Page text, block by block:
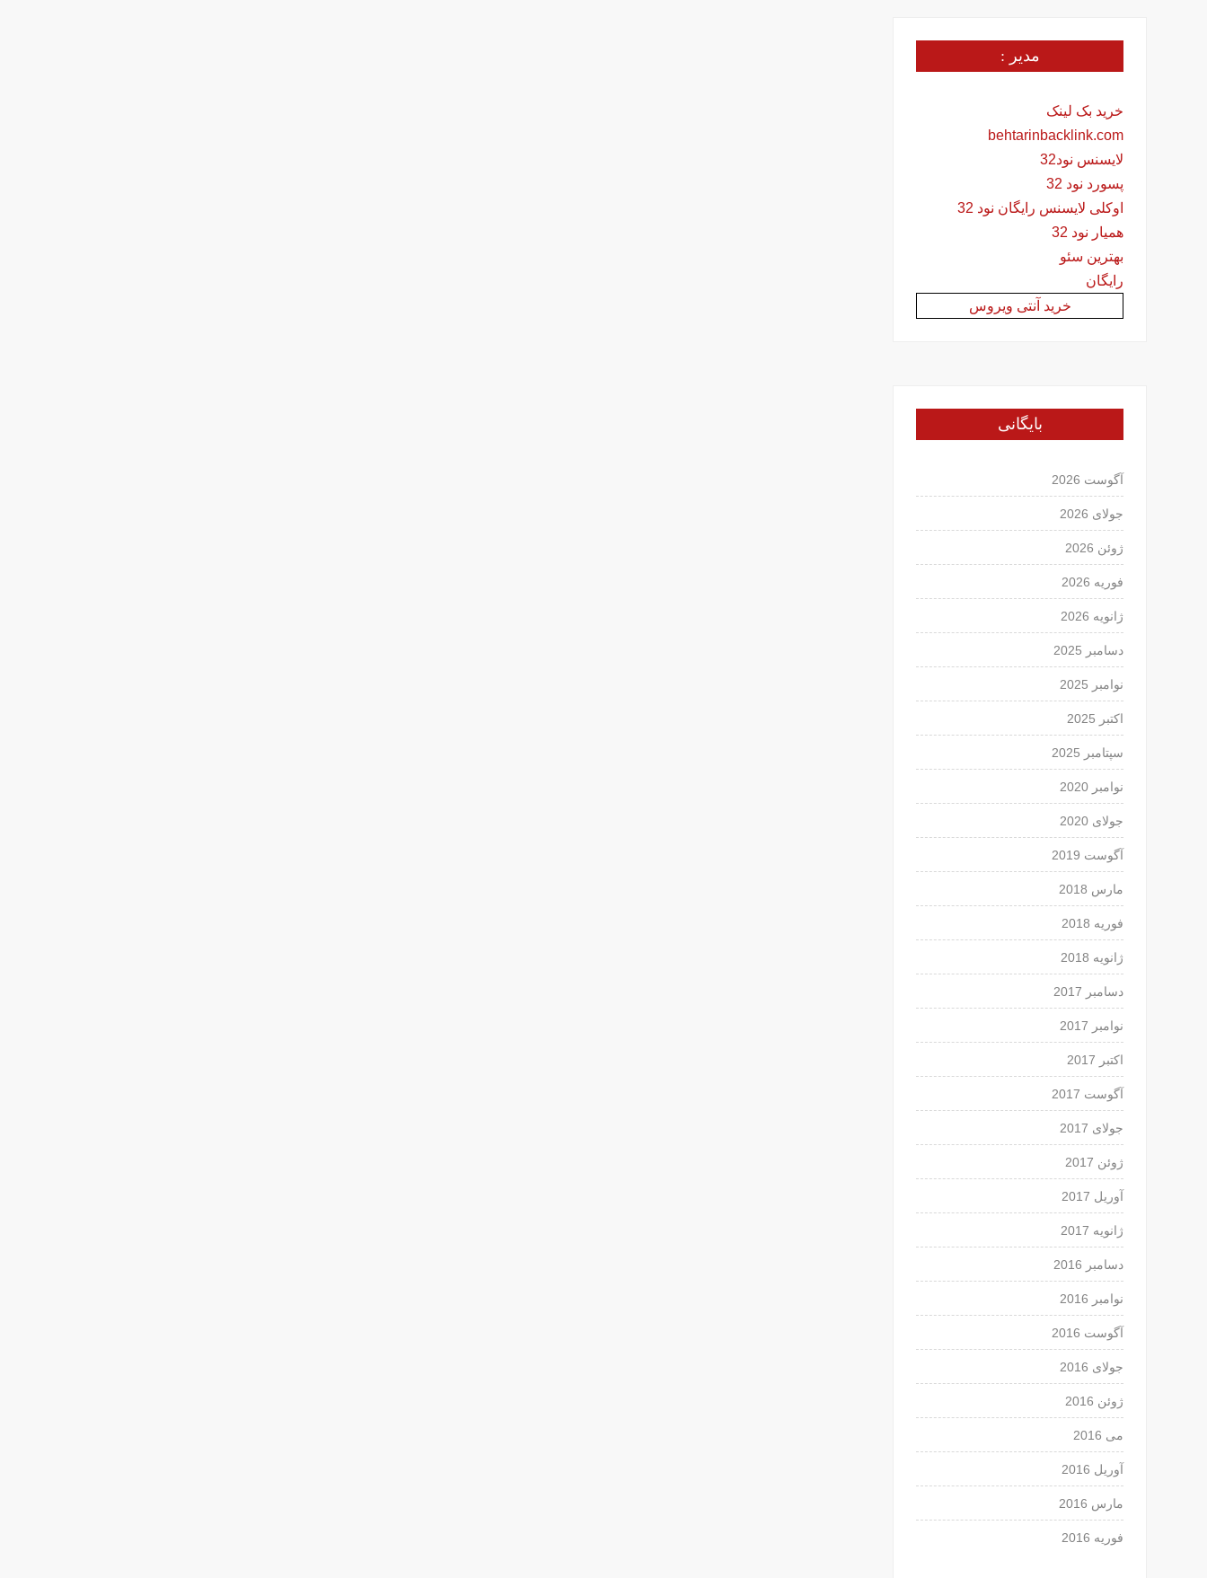
مدیر :
خرید بک لینک
behtarinbacklink.com
لایسنس نود32
پسورد نود 32
اوکلی لایسنس رایگان نود 32
همیار نود 32
بهترین سئو
رایگان
خرید آنتی ویروس
بایگانی
آگوست 2026
جولای 2026
ژوئن 2026
فوریه 2026
ژانویه 2026
دسامبر 2025
نوامبر 2025
اکتبر 2025
سپتامبر 2025
نوامبر 2020
جولای 2020
آگوست 2019
مارس 2018
فوریه 2018
ژانویه 2018
دسامبر 2017
نوامبر 2017
اکتبر 2017
آگوست 2017
جولای 2017
ژوئن 2017
آوریل 2017
ژانویه 2017
دسامبر 2016
نوامبر 2016
آگوست 2016
جولای 2016
ژوئن 2016
می 2016
آوریل 2016
مارس 2016
فوریه 2016